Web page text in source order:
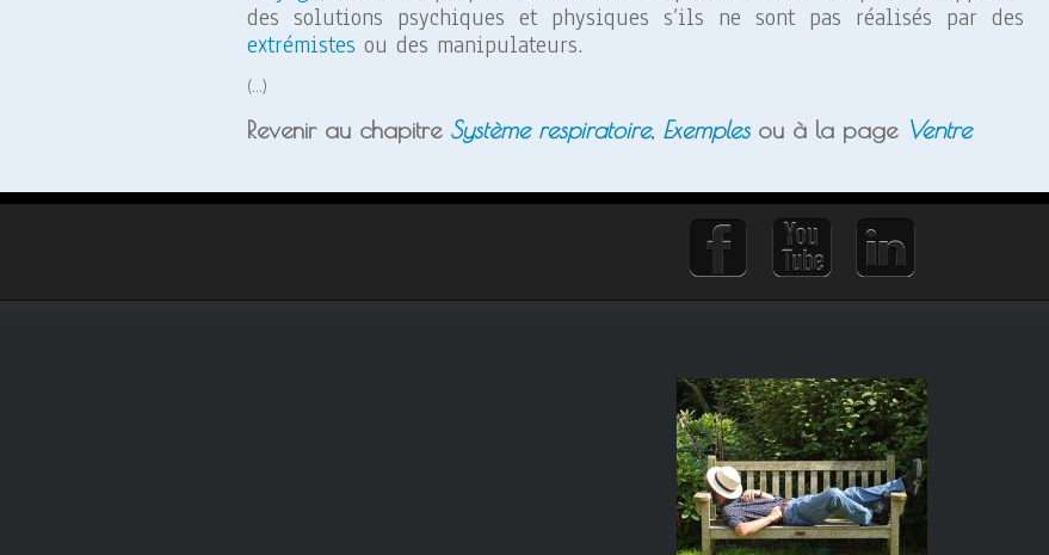
des solutions psychiques et physiques s’ils ne sont pas réalisés par des
extrémistes ou des manipulateurs.
(…)
Revenir au chapitre Système respiratoire, Exemplesou à la page Ventre